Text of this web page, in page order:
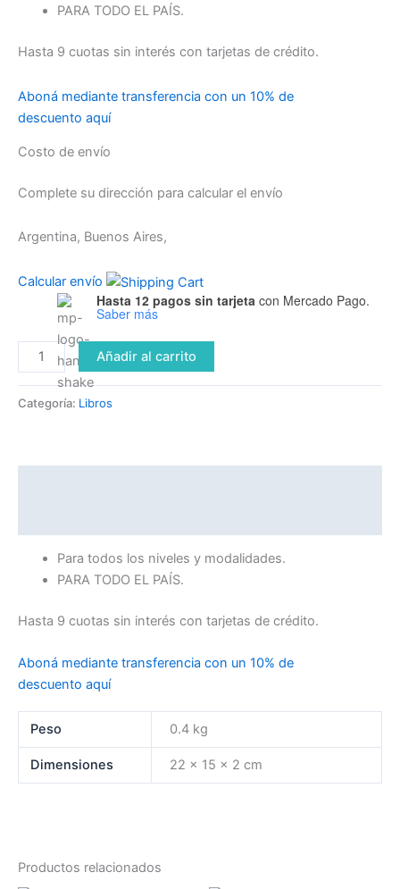
PARA TODO EL PAÍS.
Hasta 9 cuotas sin interés con tarjetas de crédito.
Aboná mediante transferencia con un 10% de
descuento aquí
Costo de envío
Complete su dirección para calcular el envío
Argentina, Buenos Aires,
Calcular envío
Hasta 12 pagos sin tarjetacon Mercado Pago.
Saber más
Añadir al carrito
Categoría: Libros
Para todos los niveles y modalidades.
PARA TODO EL PAÍS.
Hasta 9 cuotas sin interés con tarjetas de crédito.
Aboná mediante transferencia con un 10% de
descuento aquí
Peso 0.4 kg
Dimensiones 22 × 15 × 2 cm
Productos relacionados